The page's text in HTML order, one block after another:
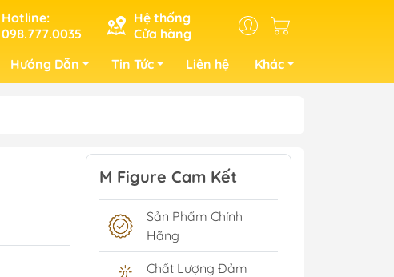
Hotline:
098.777.0035
Hệ thống
Cửa hàng
Hướng Dẫn Tin Tức Liên hệ Khác
M Figure Cam Kết
Sản Phẩm Chính
Hãng
Chất Lượng Đảm